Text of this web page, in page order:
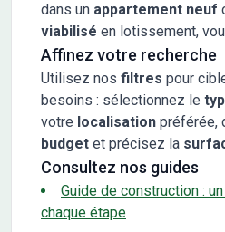
dans un appartement neuf
viabilisé en lotissement,
Affinez votre recherche
Utilisez nos filtres pour
besoins : sélectionnez le
votre localisation préférée,
budget et précisez la
Consultez nos guides
Guide de construction :
chaque étape